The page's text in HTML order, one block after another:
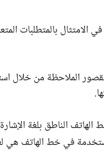
بالمتطلبات
الملاحظة من خلال
الهاتف الناطق بلغة
في خط الهاتف هي لغة